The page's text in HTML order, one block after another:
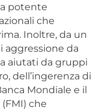
potente
che
Inoltre, da un
aggressione da
aiutati da gruppi
dell’ingerenza di
Mondiale e il
che